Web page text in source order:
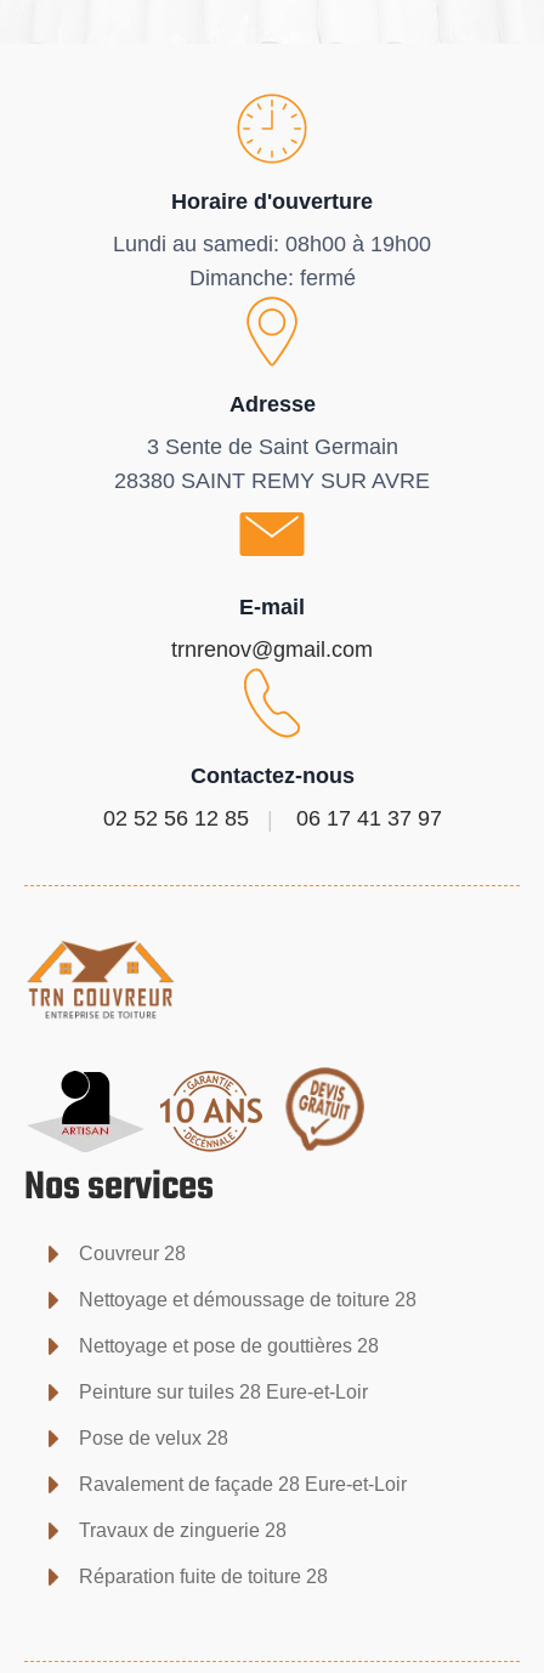
Horaire d'ouverture
Lundi au samedi: 08h00 à 19h00
Dimanche: fermé
Adresse
3 Sente de Saint Germain
28380 SAINT REMY SUR AVRE
E-mail
trnrenov@gmail.com
Contactez-nous
02 52 56 12 85
06 17 41 37 97
Nos services
Couvreur 28
Nettoyage et démoussage de toiture 28
Nettoyage et pose de gouttières 28
Peinture sur tuiles 28 Eure-et-Loir
Pose de velux 28
Ravalement de façade 28 Eure-et-Loir
Travaux de zinguerie 28
Réparation fuite de toiture 28